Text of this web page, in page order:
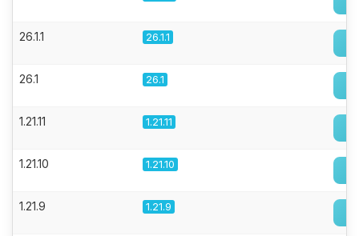
26.1.1 26.1.1
26.1 26.1
1.21.11 1.21.11
1.21.10 1.21.10
1.21.9 1.21.9